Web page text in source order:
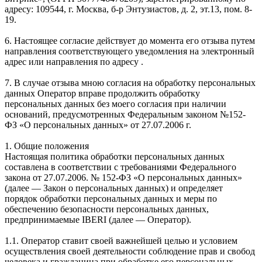
адресу: 109544, г. Москва, б-р Энтузиастов, д. 2, эт.13, пом. 8-
19.
6. Настоящее согласие действует до момента его отзыва путем
направления соответствующего уведомления на электронный
адрес или направления по адресу .
7. В случае отзыва мною согласия на обработку персональных
данных Оператор вправе продолжить обработку
персональных данных без моего согласия при наличии
оснований, предусмотренных Федеральным законом №152-
ФЗ «О персональных данных» от 27.07.2006 г.
1. Общие положения
Настоящая политика обработки персональных данных
составлена в соответствии с требованиями Федерального
закона от 27.07.2006. № 152-ФЗ «О персональных данных»
(далее — Закон о персональных данных) и определяет
порядок обработки персональных данных и меры по
обеспечению безопасности персональных данных,
предпринимаемые IBERI (далее — Оператор).
1.1. Оператор ставит своей важнейшей целью и условием
осуществления своей деятельности соблюдение прав и свобод